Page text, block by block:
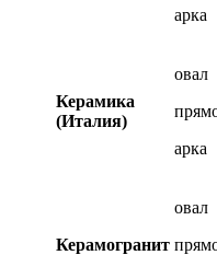
арка
Керамика
(Италия)
овал
арка
Керамогранит
овал